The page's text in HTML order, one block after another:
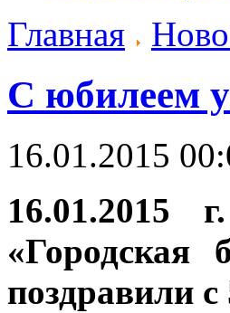
Главная
С юбилеем
16.01.2015
16.01.2015
поздравили